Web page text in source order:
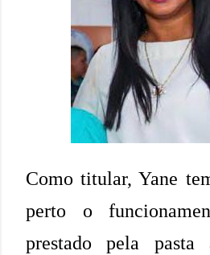
Como titular, Yane
perto o
prestado pela pasta